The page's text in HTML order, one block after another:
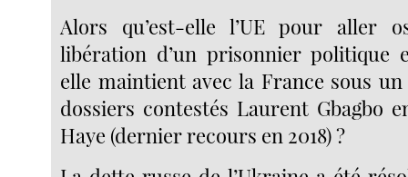
Alors qu’est-elle l’UE pour aller
libération d’un prisonnier politique
elle maintient avec la France sous
dossiers contestés Laurent Gbagbo
Haye (dernier recours en 2018) ?